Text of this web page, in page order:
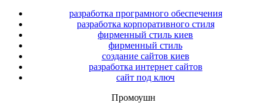
разработка програмного обеспечения
разработка корпоративного стиля
фирменный стиль киев
фирменный стиль
создание сайтов киев
разработка интернет сайтов
сайт под ключ
Промоушн